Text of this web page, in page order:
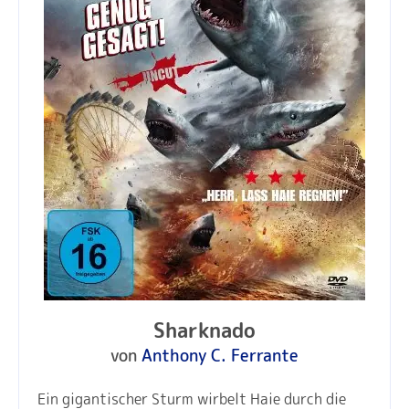
Sharknado
von Anthony C. Ferrante
Ein gigantischer Sturm wirbelt Haie durch die